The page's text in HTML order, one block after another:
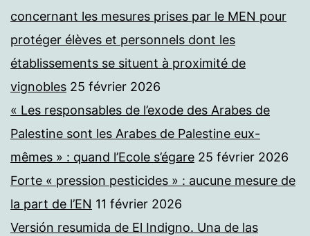
concernant les mesures prises par le MEN pour
protéger élèves et personnels dont les
établissements se situent à proximité de
vignobles 25 février 2026
« Les responsables de l’exode des Arabes de
Palestine sont les Arabes de Palestine eux-
mêmes » : quand l’Ecole s’égare 25 février 2026
Forte « pression pesticides » : aucune mesure de
la part de l’EN 11 février 2026
Versión resumida de El Indigno. Una de las